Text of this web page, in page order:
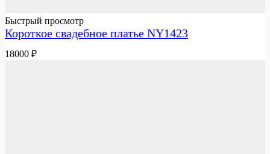
Быстрый просмотр
Короткое свадебное платье NY1423
18000 ₽